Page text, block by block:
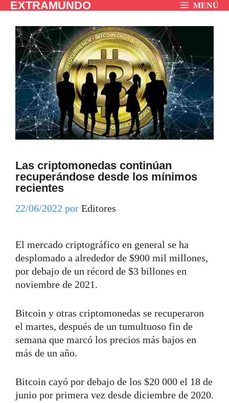
Saltar
contenido
EXTRAMUNDO MENÚ
Las criptomonedas continúan
recuperándose desde los mínimos
recientes
22/06/2022 por Editores
El mercado criptográfico en general se ha
desplomado a alrededor de $900 mil millones,
por debajo de un récord de $3 billones en
noviembre de 2021.
Bitcoin y otras criptomonedas se recuperaron
el martes, después de un tumultuoso fin de
semana que marcó los precios más bajos en
más de un año.
Bitcoin cayó por debajo de los $20 000 el 18 de
junio por primera vez desde diciembre de 2020.